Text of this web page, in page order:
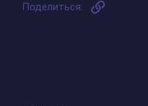
Поделиться: